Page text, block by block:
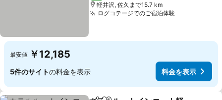
軽井沢, 佐久まで15.7 km
ログコテージでのご宿泊体験料金を表示
最安値 ￥12,185
5件のサイトの料金を表示 料金を表示